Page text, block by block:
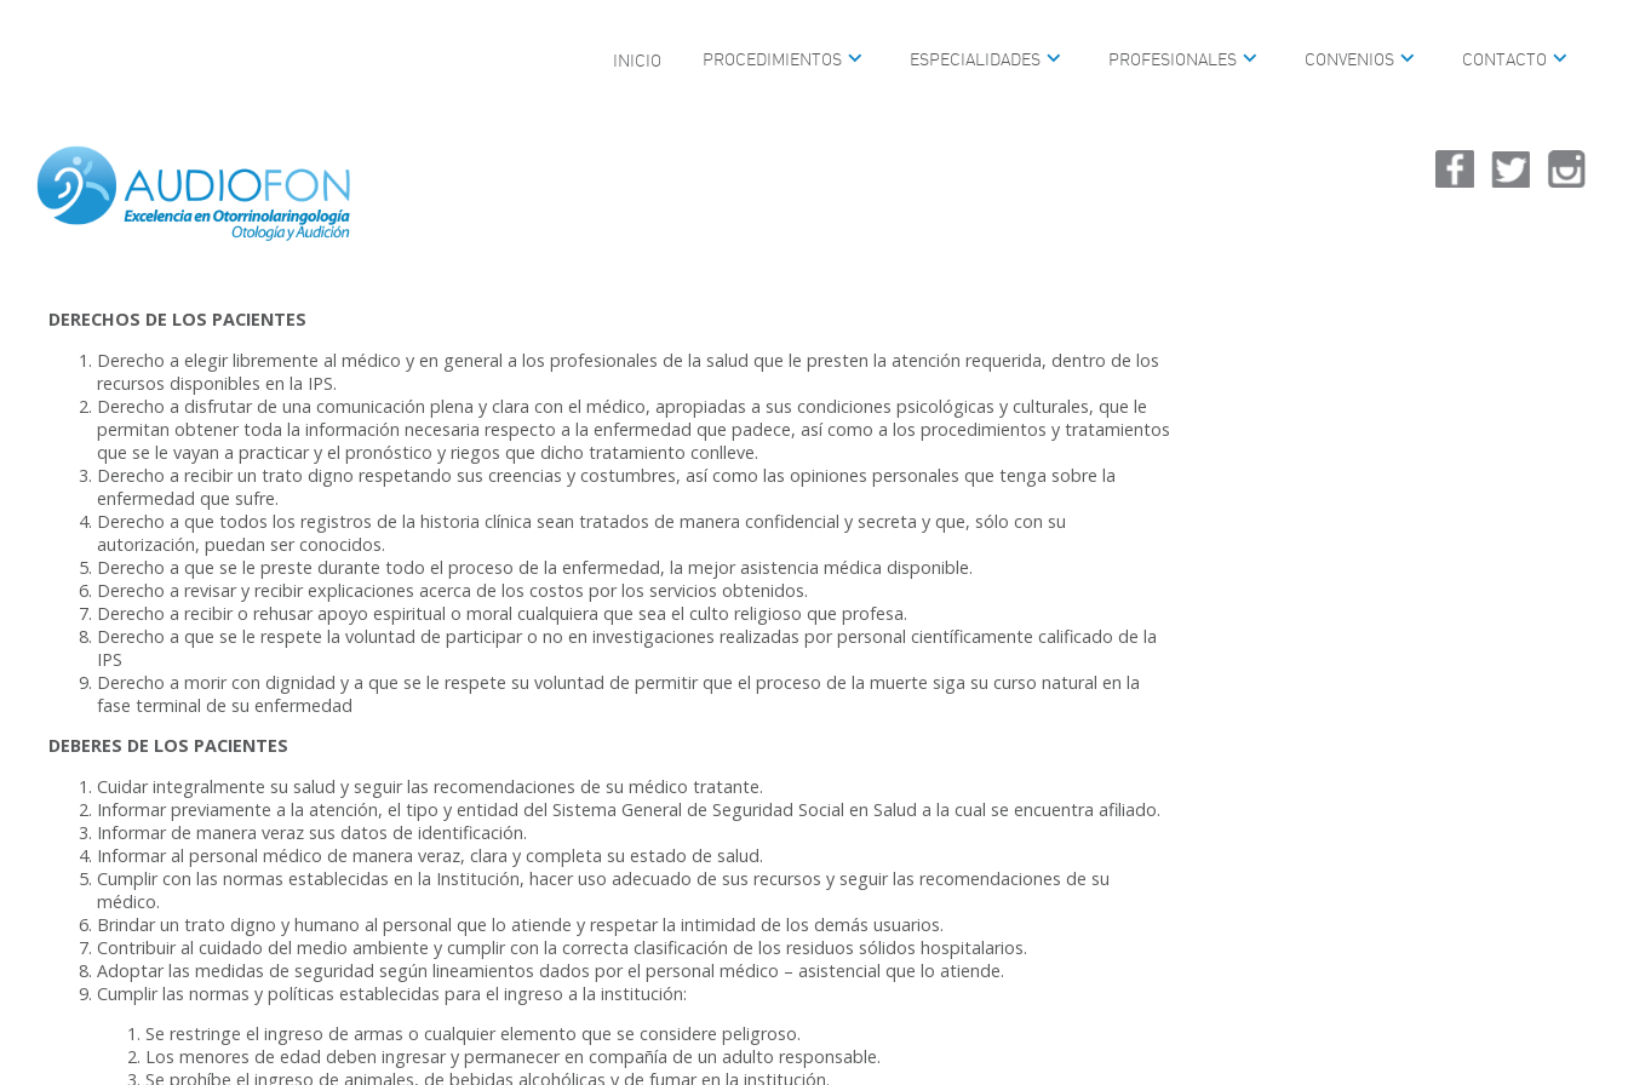
INICIO PROCEDIMIENTOS ESPECIALIDADES PROFESIONALES CONVENIOS CONTACTO
DERECHOS DE LOS PACIENTES
Derecho a elegir libremente al médico y en general a los profesionales de la salud que le presten la atención requerida, dentro de los
recursos disponibles en la IPS.
Derecho a disfrutar de una comunicación plena y clara con el médico, apropiadas a sus condiciones psicológicas y culturales, que le
permitan obtener toda la información necesaria respecto a la enfermedad que padece, así como a los procedimientos y tratamientos
que se le vayan a practicar y el pronóstico y riegos que dicho tratamiento conlleve.
Derecho a recibir un trato digno respetando sus creencias y costumbres, así como las opiniones personales que tenga sobre la
enfermedad que sufre.
Derecho a que todos los registros de la historia clínica sean tratados de manera confidencial y secreta y que, sólo con su
autorización, puedan ser conocidos.
Derecho a que se le preste durante todo el proceso de la enfermedad, la mejor asistencia médica disponible.
Derecho a revisar y recibir explicaciones acerca de los costos por los servicios obtenidos.
Derecho a recibir o rehusar apoyo espiritual o moral cualquiera que sea el culto religioso que profesa.
Derecho a que se le respete la voluntad de participar o no en investigaciones realizadas por personal científicamente calificado de la
IPS
Derecho a morir con dignidad y a que se le respete su voluntad de permitir que el proceso de la muerte siga su curso natural en la
fase terminal de su enfermedad
DEBERES DE LOS PACIENTES
Cuidar integralmente su salud y seguir las recomendaciones de su médico tratante.
Informar previamente a la atención, el tipo y entidad del Sistema General de Seguridad Social en Salud a la cual se encuentra afiliado.
Informar de manera veraz sus datos de identificación.
Informar al personal médico de manera veraz, clara y completa su estado de salud.
Cumplir con las normas establecidas en la Institución, hacer uso adecuado de sus recursos y seguir las recomendaciones de su
médico.
Brindar un trato digno y humano al personal que lo atiende y respetar la intimidad de los demás usuarios.
Contribuir al cuidado del medio ambiente y cumplir con la correcta clasificación de los residuos sólidos hospitalarios.
Adoptar las medidas de seguridad según lineamientos dados por el personal médico – asistencial que lo atiende.
Cumplir las normas y políticas establecidas para el ingreso a la institución:
Se restringe el ingreso de armas o cualquier elemento que se considere peligroso.
Los menores de edad deben ingresar y permanecer en compañía de un adulto responsable.
Se prohíbe el ingreso de animales, de bebidas alcohólicas y de fumar en la institución.